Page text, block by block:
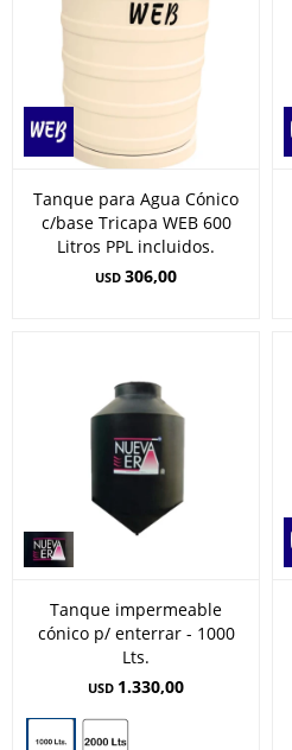
Tanque para Agua Cónico
c/base Tricapa WEB 600
Litros PPL incluidos.
USD 306,00
Tanque impermeable
cónico p/ enterrar - 1000
Lts.
USD 1.330,00